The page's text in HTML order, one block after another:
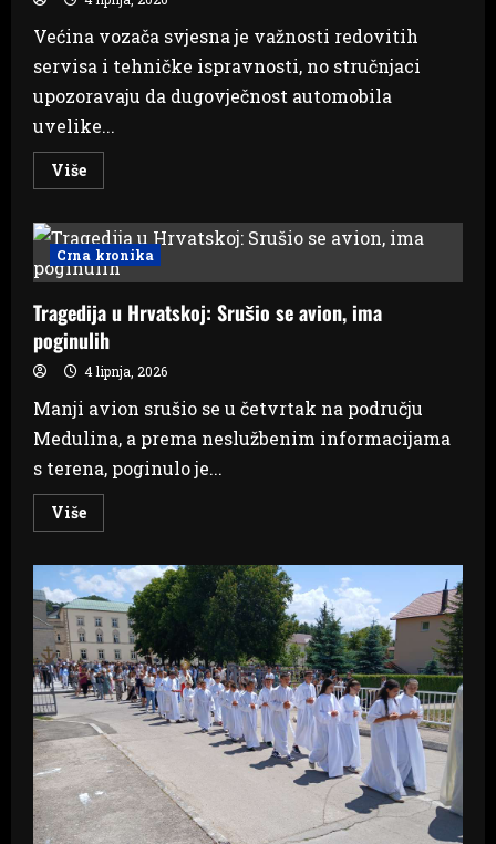
Većina vozača svjesna je važnosti redovitih
servisa i tehničke ispravnosti, no stručnjaci
upozoravaju da dugovječnost automobila
uvelike...
VišeRead
more
navike
uništavaju
automobil:
Izbjegnite
popravke
Crna kronika
Tragedija u Hrvatskoj: Srušio se avion, ima
poginulih
4 lipnja, 2026
Manji avion srušio se u četvrtak na području
Medulina, a prema neslužbenim informacijama
s terena, poginulo je...
VišeRead
more
u
Hrvatskoj:
Srušio
se
avion,
ima
poginulih